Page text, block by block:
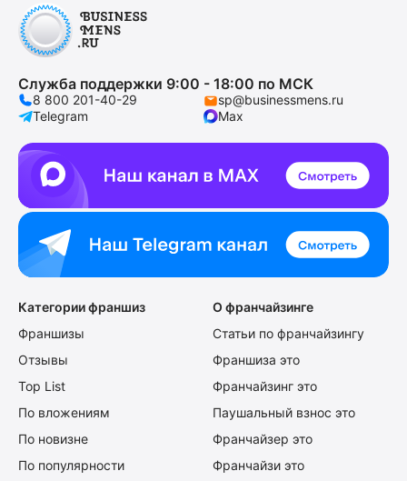
Служба поддержки 9:00 - 18:00 по МСК
8 800 201-40-29
sp@businessmens.ru
Telegram
Max
Категории франшиз
Франшизы
Отзывы
Top List
По вложениям
По новизне
По популярности
О франчайзинге
Статьи по франчайзингу
Франшиза это
Франчайзинг это
Паушальный взнос это
Франчайзер это
Франчайзи это